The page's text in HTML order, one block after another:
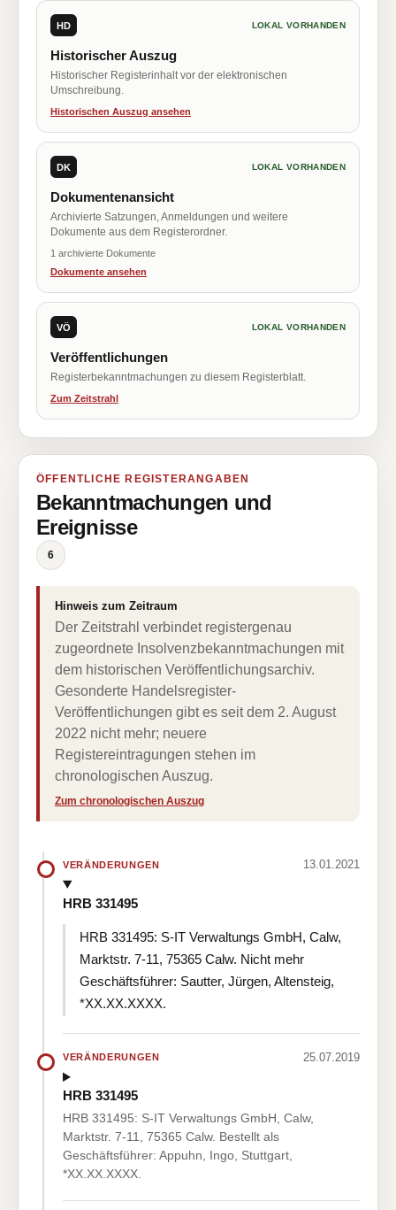
HD LOKAL VORHANDEN
Historischer Auszug
Historischer Registerinhalt vor der elektronischen
Umschreibung.
Historischen Auszug ansehen
DK LOKAL VORHANDEN
Dokumentenansicht
Archivierte Satzungen, Anmeldungen und weitere
Dokumente aus dem Registerordner.
1 archivierte Dokumente
Dokumente ansehen
VÖ LOKAL VORHANDEN
Veröffentlichungen
Registerbekanntmachungen zu diesem Registerblatt.
Zum Zeitstrahl
ÖFFENTLICHE REGISTERANGABEN
Bekanntmachungen und
Ereignisse
6
Hinweis zum Zeitraum
Der Zeitstrahl verbindet registergenau
zugeordnete Insolvenzbekanntmachungen mit
dem historischen Veröffentlichungsarchiv.
Gesonderte Handelsregister-
Veröffentlichungen gibt es seit dem 2. August
2022 nicht mehr; neuere
Registereintragungen stehen im
chronologischen Auszug.
Zum chronologischen Auszug
VERÄNDERUNGEN 13.01.2021
HRB 331495
HRB 331495: S-IT Verwaltungs GmbH, Calw,
Marktstr. 7-11, 75365 Calw. Nicht mehr
Geschäftsführer: Sautter, Jürgen, Altensteig,
*XX.XX.XXXX.
VERÄNDERUNGEN 25.07.2019
HRB 331495
HRB 331495: S-IT Verwaltungs GmbH, Calw,
Marktstr. 7-11, 75365 Calw. Bestellt als
Geschäftsführer: Appuhn, Ingo, Stuttgart,
*XX.XX.XXXX.